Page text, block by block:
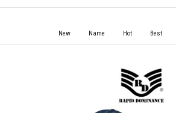
New Name Hot Best